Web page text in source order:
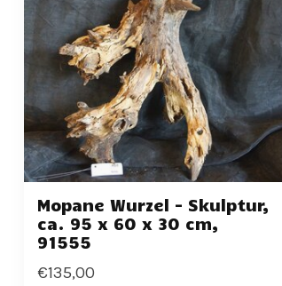
Mopane Wurzel - Skulptur,
ca. 95 x 60 x 30 cm,
91555
€135,00